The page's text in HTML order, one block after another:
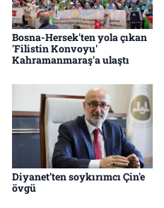
Bosna-Hersek'ten yola çıkan
'Filistin Konvoyu'
Kahramanmaraş'a ulaştı
Diyanet’ten soykırımcı Çin'e
övgü